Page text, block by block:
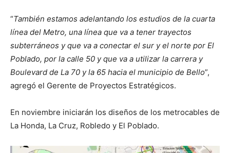
“También estamos adelantando los estudios de la cuarta
línea del Metro, una línea que va a tener trayectos
subterráneos y que va a conectar el sur y el norte por El
Poblado, por la calle 50 y que va a utilizar la carrera y
Boulevard de La 70 y la 65 hacia el municipio de Bello”,
agregó el Gerente de Proyectos Estratégicos.
En noviembre iniciarán los diseños de los metrocables de
La Honda, La Cruz, Robledo y El Poblado.